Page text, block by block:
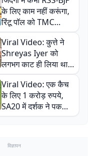
के लिए काम नहीं करूंगा,
रिंटू पॉल को TMC
ऑफिस में ले जाकर पीटा,
Video वायरल
Viral Video: कुत्ते ने
Shreyas Iyer को
लगभग काट ही लिया था,
न्यूजीलैंड सीरीज से पहले
बाल-बाल बचे
Viral Video: एक कैच
के लिए 1 करोड़ रुपये,
SA20 में दर्शक ने पकड़ा
एक हाथ से गजब का कैच
विज्ञापन